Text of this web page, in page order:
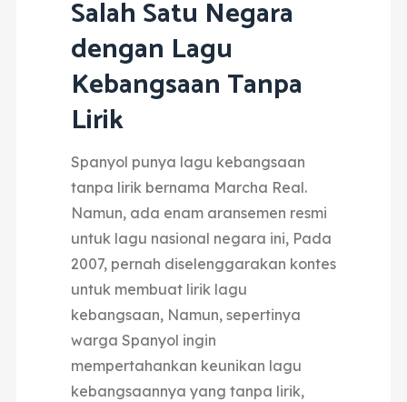
Salah Satu Negara
dengan Lagu
Kebangsaan Tanpa
Lirik
Spanyol punya lagu kebangsaan
tanpa lirik bernama Marcha Real.
Namun, ada enam aransemen resmi
untuk lagu nasional negara ini, Pada
2007, pernah diselenggarakan kontes
untuk membuat lirik lagu
kebangsaan, Namun, sepertinya
warga Spanyol ingin
mempertahankan keunikan lagu
kebangsaannya yang tanpa lirik,